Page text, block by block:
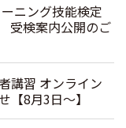
ニング技能検定
受検案内公開のご
講習 オンライン
【8月3日～】